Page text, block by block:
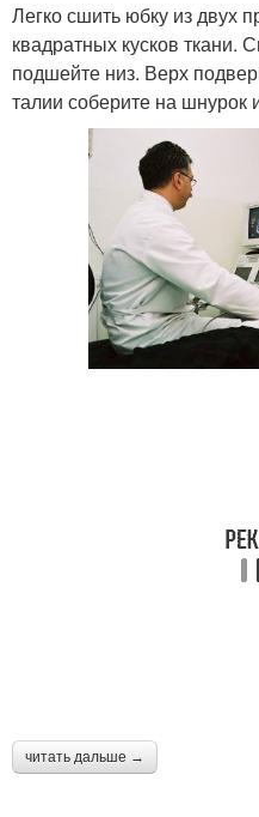
Легко сшить юбку из двух
квадратных кусков ткани.
подшейте низ. Верх
талии соберите на шнурок
читать дальше →